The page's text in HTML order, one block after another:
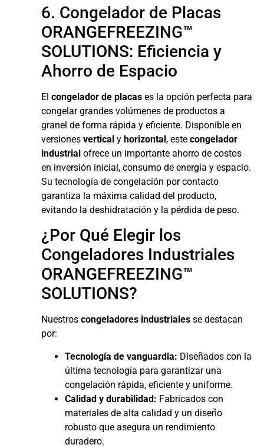
6. Congelador de Placas
ORANGEFREEZING™
SOLUTIONS: Eficiencia y
Ahorro de Espacio
El congelador de placas es la opción perfecta para
congelar grandes volúmenes de productos a
granel de forma rápida y eficiente. Disponible en
versiones vertical y horizontal, este congelador
industrial ofrece un importante ahorro de costos
en inversión inicial, consumo de energía y espacio.
Su tecnología de congelación por contacto
garantiza la máxima calidad del producto,
evitando la deshidratación y la pérdida de peso.
¿Por Qué Elegir los
Congeladores Industriales
ORANGEFREEZING™
SOLUTIONS?
Nuestros congeladores industriales se destacan
por:
Tecnología de vanguardia: Diseñados con la
última tecnología para garantizar una
congelación rápida, eficiente y uniforme.
Calidad y durabilidad: Fabricados con
materiales de alta calidad y un diseño
robusto que asegura un rendimiento
duradero.